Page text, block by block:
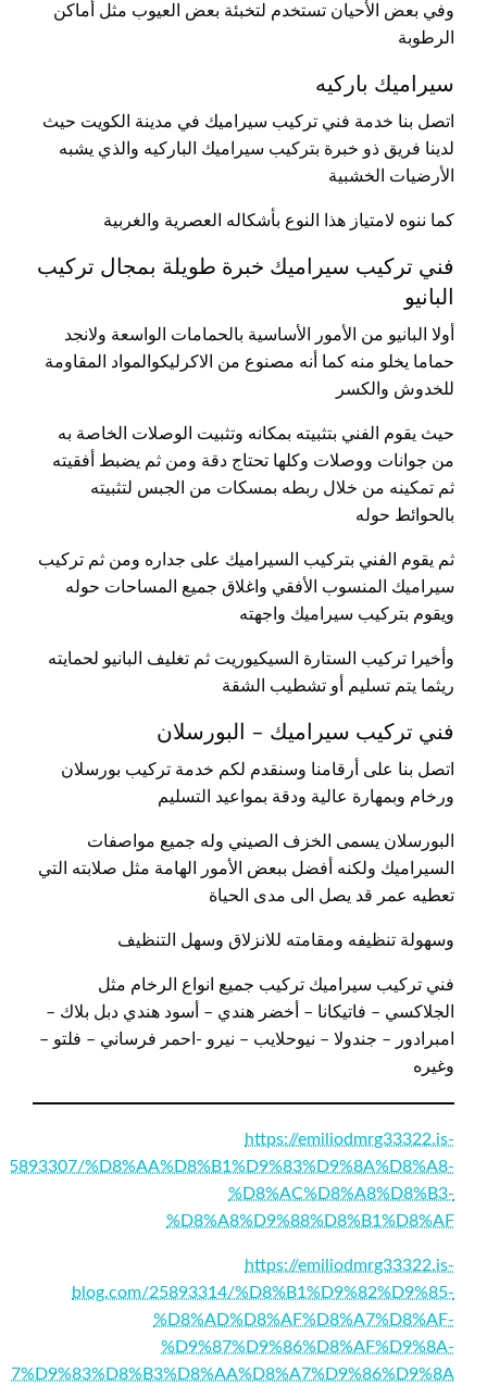
وفي بعض الأحيان تستخدم لتخبئة بعض العيوب مثل أماكن
الرطوبة
سيراميك باركيه
اتصل بنا خدمة فني تركيب سيراميك في مدينة الكويت حيث
لدينا فريق ذو خبرة بتركيب سيراميك الباركيه والذي يشبه
الأرضيات الخشبية
كما ننوه لامتياز هذا النوع بأشكاله العصرية والغربية
فني تركيب سيراميك خبرة طويلة بمجال تركيب
البانيو
أولا البانيو من الأمور الأساسية بالحمامات الواسعة ولانجد
حماما يخلو منه كما أنه مصنوع من الاكرليكوالمواد المقاومة
للخدوش والكسر
حيث يقوم الفني بتثبيته بمكانه وتثبيت الوصلات الخاصة به
من جوانات ووصلات وكلها تحتاج دقة ومن ثم يضبط أفقيته
ثم تمكينه من خلال ربطه بمسكات من الجبس لتثبيته
بالحوائط حوله
ثم يقوم الفني بتركيب السيراميك على جداره ومن ثم تركيب
سيراميك المنسوب الأفقي واغلاق جميع المساحات حوله
ويقوم بتركيب سيراميك واجهته
وأخيرا تركيب الستارة السيكيوريت ثم تغليف البانيو لحمايته
ريثما يتم تسليم أو تشطيب الشقة
فني تركيب سيراميك – البورسلان
اتصل بنا على أرقامنا وسنقدم لكم خدمة تركيب بورسلان
ورخام وبمهارة عالية ودقة بمواعيد التسليم
البورسلان يسمى الخزف الصيني وله جميع مواصفات
السيراميك ولكنه أفضل ببعض الأمور الهامة مثل صلابته التي
تعطيه عمر قد يصل الى مدى الحياة
وسهولة تنظيفه ومقامته للانزلاق وسهل التنظيف
فني تركيب سيراميك تركيب جميع انواع الرخام مثل
الجلاكسي – فاتيكانا – أخضر هندي – أسود هندي دبل بلاك –
امبرادور – جندولا – نيوحلايب – نيرو -احمر فرساني – فلتو –
وغيره
https://emiliodmrg33322.is-
%D8%AA%D8%B1%D9%83%D9%8A%D8%A8-
%D8%AC%D8%A8%D8%B3-
%D8%A8%D9%88%D8%B1%D8%AF
https://emiliodmrg33322.is-
blog.com/25893314/%D8%B1%D9%82%D9%85-
%D8%AD%D8%AF%D8%A7%D8%AF-
%D9%87%D9%86%D8%AF%D9%8A-